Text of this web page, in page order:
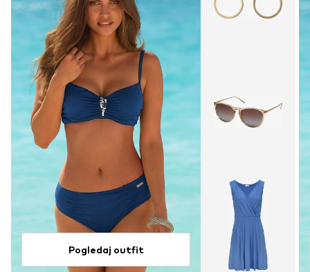
Pogledaj outfit